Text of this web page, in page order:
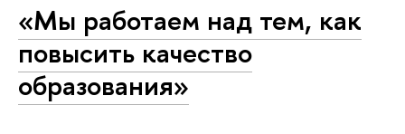
«Мы работаем над тем, как
повысить качество
образования»